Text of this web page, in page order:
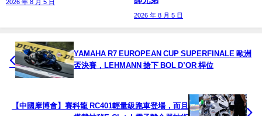
2026 年 8 月 5 日
2026 年 8 月 5 日
YAMAHA R7 EUROPEAN CUP SUPERFINALE 歐洲
盃決賽，LEHMANN 搶下 BOL D’OR 桿位
【中國摩博會】賽科龍 RC401輕量級跑車登場，而且